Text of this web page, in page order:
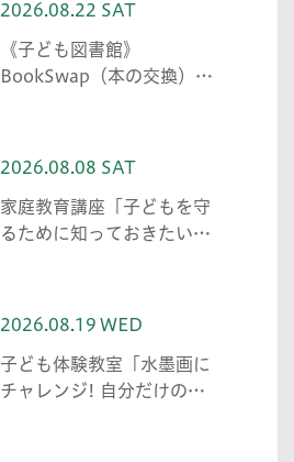
2026.08.22 SAT
《子ども図書館》
BookSwap（本の交換）
2026.08.08 SAT
家庭教育講座「子どもを守
るために知っておきたいこ
2026.08.19 WED
子ども体験教室「水墨画に
チャレンジ! 自分だけのう